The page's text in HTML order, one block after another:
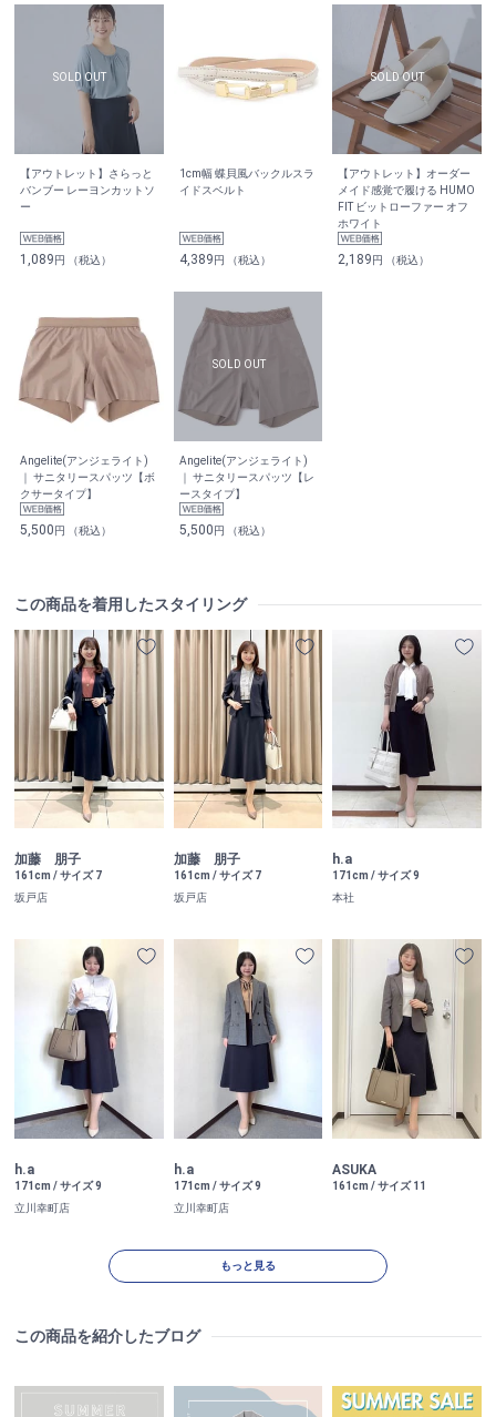
【アウトレット】さらっと
バンブー レーヨンカットソ
ー
1,089円 （税込）
1cm幅 蝶貝風バックルスラ
イドスベルト
4,389円 （税込）
【アウトレット】オーダー
メイド感覚で履ける HUMO
FIT ビットローファー オフ
ホワイト
2,189円 （税込）
Angelite(アンジェライト)
｜ サニタリースパッツ【ボ
クサータイプ】
5,500円 （税込）
Angelite(アンジェライト)
｜ サニタリースパッツ【レ
ースタイプ】
5,500円 （税込）
この商品を着用したスタイリング
加藤 朋子
161cm / サイズ 7
坂戸店
加藤 朋子
161cm / サイズ 7
坂戸店
h.a
171cm / サイズ 9
本社
h.a
171cm / サイズ 9
立川幸町店
h.a
171cm / サイズ 9
立川幸町店
ASUKA
161cm / サイズ 11
もっと見る
この商品を紹介したブログ